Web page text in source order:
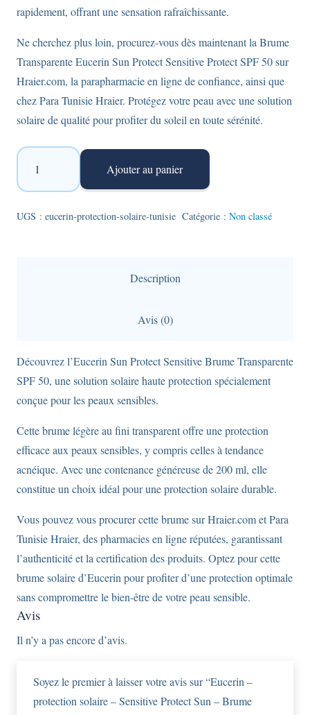
rapidement, offrant une sensation rafraîchissante.
Ne cherchez plus loin, procurez-vous dès maintenant la Brume
Transparente Eucerin Sun Protect Sensitive Protect SPF 50 sur
Hraier.com, la parapharmacie en ligne de confiance, ainsi que
chez Para Tunisie Hraier. Protégez votre peau avec une solution
solaire de qualité pour profiter du soleil en toute sérénité.
quantité
Eucerin
-
Brume
transparente
SPF50
-
200ml
Ajouter au panier
UGS : eucerin-protection-solaire-tunisie Catégorie : Non classé
Description
Avis (0)
Découvrez l’Eucerin Sun Protect Sensitive Brume Transparente
SPF 50, une solution solaire haute protection spécialement
conçue pour les peaux sensibles.
Cette brume légère au fini transparent offre une protection
efficace aux peaux sensibles, y compris celles à tendance
acnéique. Avec une contenance généreuse de 200 ml, elle
constitue un choix idéal pour une protection solaire durable.
Vous pouvez vous procurer cette brume sur Hraier.com et Para
Tunisie Hraier, des pharmacies en ligne réputées, garantissant
l’authenticité et la certification des produits. Optez pour cette
brume solaire d’Eucerin pour profiter d’une protection optimale
sans compromettre le bien-être de votre peau sensible.
Avis
Il n’y a pas encore d’avis.
Soyez le premier à laisser votre avis sur “Eucerin –
protection solaire – Sensitive Protect Sun – Brume